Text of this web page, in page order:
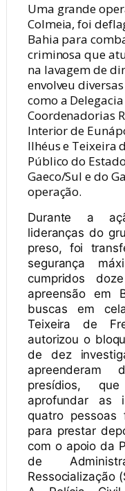
Uma grande
Colmeia, foi
Bahia para
criminosa que
na lavagem de
envolveu
como a
Coordenadorias
Interior de
Ilhéus e Teixeira
Público do
Gaeco/Sul e do
operação.
Durante a
lideranças do
preso, foi
segurança
cumpridos
apreensão em
buscas em
Teixeira de
autorizou o
de dez
apreenderam
presídios,
aprofundar as
quatro pessoas
para prestar
com o apoio da
de
Ressocialização